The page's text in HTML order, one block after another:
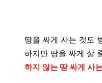
땅을 싸게 사는 것도
하지만 땅을 싸게 살
하지 않는 땅 싸게 사